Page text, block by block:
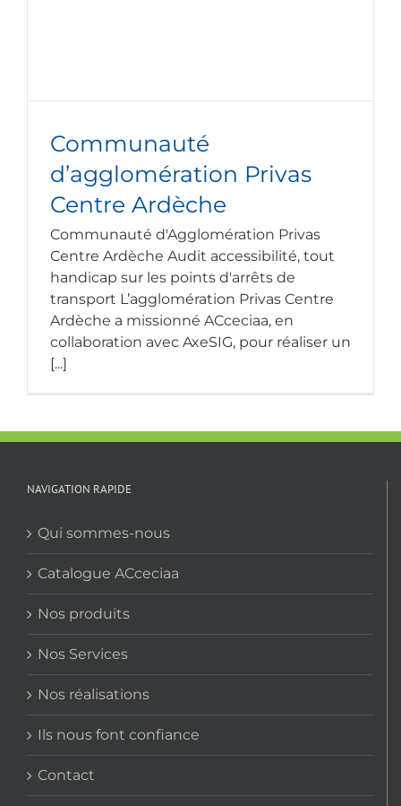
Communauté
d’agglomération Privas
Centre Ardèche
Communauté d'Agglomération Privas
Centre Ardèche Audit accessibilité, tout
handicap sur les points d'arrêts de
transport L’agglomération Privas Centre
Ardèche a missionné ACceciaa, en
collaboration avec AxeSIG, pour réaliser un
[...]
NAVIGATION RAPIDE
Qui sommes-nous
Catalogue ACceciaa
Nos produits
Nos Services
Nos réalisations
Ils nous font confiance
Contact